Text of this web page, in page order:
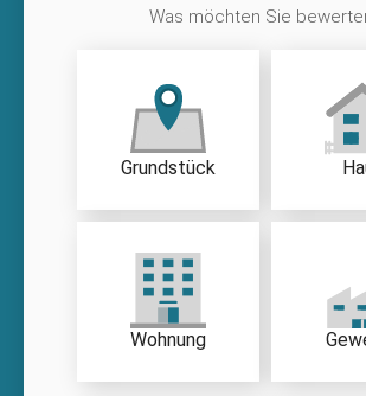
Was möchten Sie
Grundstück
Wohnung